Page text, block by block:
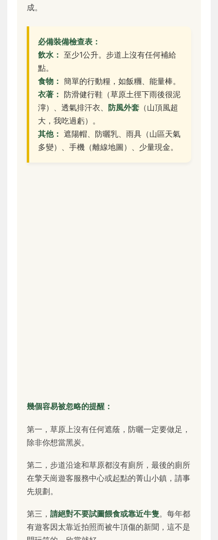
成。
必備裝備檢查表：
飲水： 至少1公升。步道上沒有任何補給
點。
食物： 簡單的行動糧，如飯糰、能量棒。
衣著： 防滑健行鞋（草原土徑下雨後很泥
濘）、透氣排汗衣、 防風外套 （山頂風超
大，我吃過虧）。
其他： 遮陽帽、防曬乳、雨具（山區天氣
多變）、手機（離線地圖）、少量現金。
幾個容易被忽略的提醒：
第一，草原上沒有任何遮蔭，防曬一定要做足，
除非你想當黑炭。
第二，步道沿途和草原都沒有廁所，最後的廁所
在擎天崗遊客服務中心或起點的菁山小鎮，請事
先規劃。
第三， 請絕對不要試圖餵食或靠近牛隻。每年都
有遊客因太靠近拍照而被牛頂傷的新聞，這不是